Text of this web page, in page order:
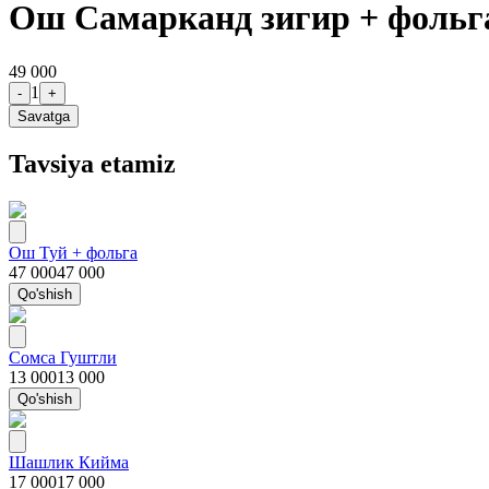
Ош Самарканд зигир +
49 000
- 1
+
Savatga
Tavsiya etamiz
Ош Туй + фольга
47 00047 000
Qo'shish
Сомса Гуштли
13 00013 000
Qo'shish
Шашлик Кийма
17 00017 000